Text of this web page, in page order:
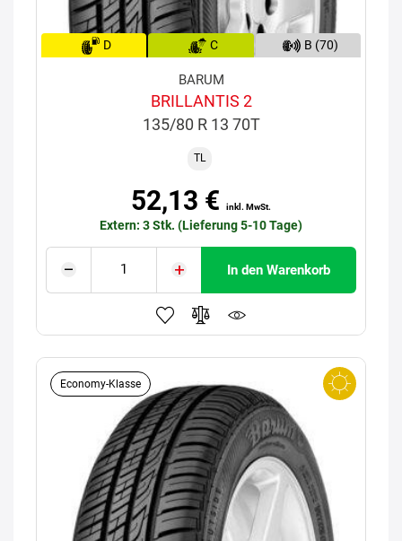
D C B (70)
BARUM
BRILLANTIS 2
135/80 R 13 70T
TL
52,13 € inkl. MwSt.
Extern: 3 Stk. (Lieferung 5-10 Tage)
In den Warenkorb
Economy-Klasse